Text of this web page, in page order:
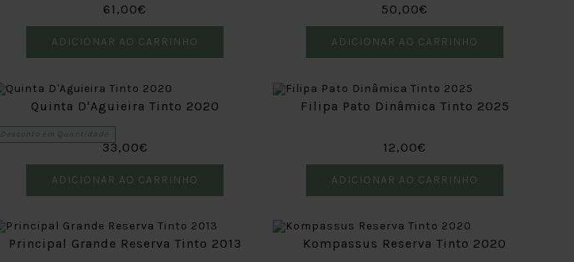
61,00€
ADICIONAR AO CARRINHO
50,00€
ADICIONAR AO CARRINHO
Quinta D'Aguieira Tinto 2020
33,00€
Desconto em Quantidade
ADICIONAR AO CARRINHO
Filipa Pato Dinâmica Tinto 2025
12,00€
ADICIONAR AO CARRINHO
Principal Grande Reserva Tinto 2013 Kompassus Reserva Tinto 2020